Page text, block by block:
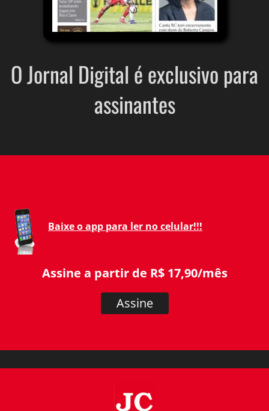
O Jornal Digital é exclusivo para
assinantes
Baixe o app para ler no celular!!!
Assine a partir de R$ 17,90/mês
Assine